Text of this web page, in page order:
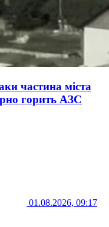
частина міста
горить АЗС
01.08.2026, 09:17